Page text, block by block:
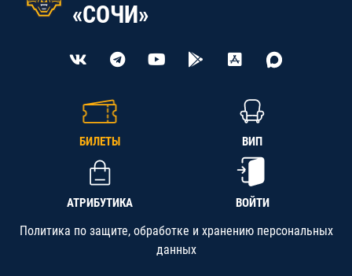
«СОЧИ»
БИЛЕТЫ ВИП
АТРИБУТИКА ВОЙТИ
Политика по защите, обработке и хранению персональных
данных